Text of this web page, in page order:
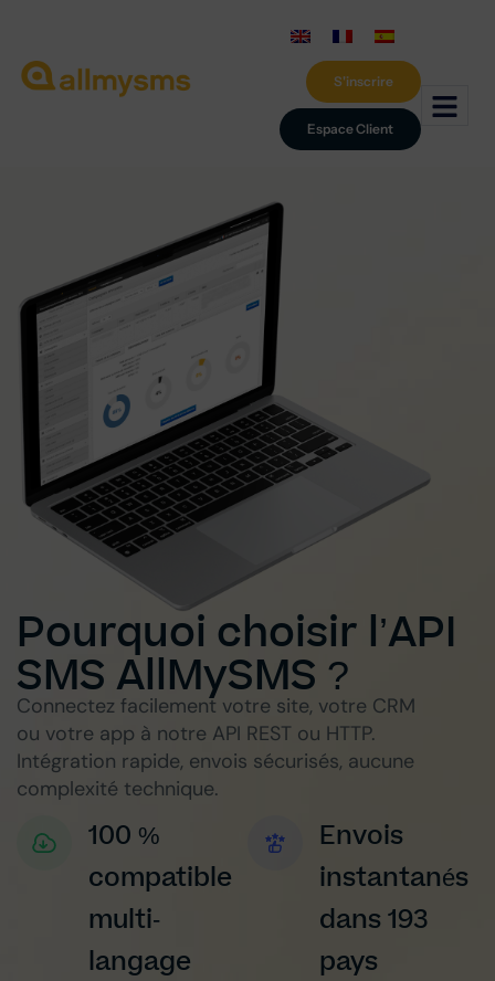
Espace Client
S'inscrire
Pourquoi choisir l’API
SMS AllMySMS ?
Connectez facilement votre site, votre CRM
ou votre app à notre API REST ou HTTP.
Intégration rapide, envois sécurisés, aucune
complexité technique.
100 %
compatible
multi-
langage
Envois
instantanés
dans 193
pays